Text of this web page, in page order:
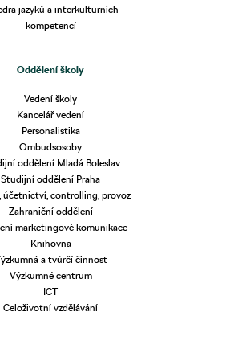
jazyků a interkulturních
kompetencí
Oddělení školy
Vedení školy
Kancelář vedení
Personalistika
Ombudsosoby
oddělení Mladá Boleslav
Studijní oddělení Praha
účetnictví, controlling, provoz
Zahraniční oddělení
marketingové komunikace
Knihovna
a tvůrčí činnost
Výzkumné centrum
ICT
Celoživotní vzdělávání